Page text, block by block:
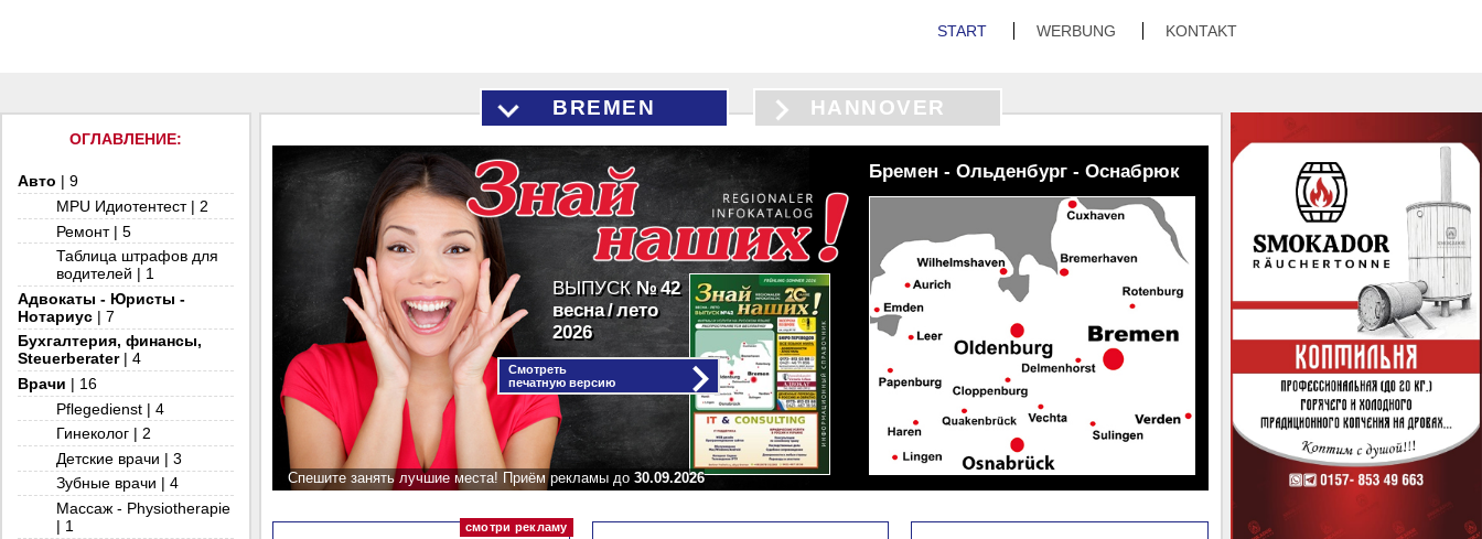
START WERBUNG KONTAKT
BREMEN HANNOVER
ОГЛАВЛЕНИЕ:
Авто | 9
MPU Идиотентест | 2
Ремонт | 5
Таблица штрафов для
водителей | 1
Адвокаты - Юристы -
Нотариус | 7
Бухгалтерия, финансы,
Steuerberater| 4
Врачи | 16
Pflegedienst | 4
Гинеколог | 2
Детские врачи | 3
Зубные врачи | 4
Массаж - Physiotherapie
| 1
ВЫПУСК № 42
весна / лето
2026
Смотреть
печатную версию
Спешите занять лучшие места! Приём рекламы до30.09.2026
Бремен - Ольденбург - Оснабрюк